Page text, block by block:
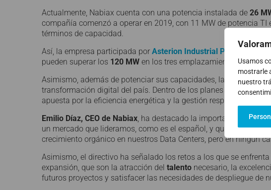
Usamos
mostrarle
nuestro
Actualmente, Nabiax cuenta con una potencia instalada de 26
compañía comenzó a operar en 2019, con 11 MW de potencia
términos de capacidad.
Así, la empresa participada por Asterion Industrial Partners
pueden superar los 120 MW en los tres emplazamientos de la
Asimismo, además de potenciar sus capacidades, la compañía
transformación digital del país. Dentro de los planes
apuesta por la eficiencia energética y la gestión responsable
Emilio Díaz, CEO de Nabiax , ha destacado la importancia de
un mercado que lideramos, como es el español, y que se
crecimiento orgánico en nuestros Data Centers, pero en ningún
Asimismo, el directivo ha señalado los retos a los que se
expansión, que son la atracción del talento necesario, la
futuros proyectos y satisfacer las necesidades de despliegue de